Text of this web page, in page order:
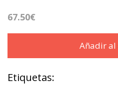
67.50€
Añadir
Etiquetas: